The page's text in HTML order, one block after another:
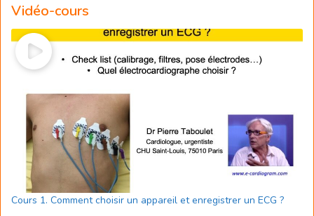
Vidéo-cours
Cours 1. Comment choisir un appareil et enregistrer un ECG ?